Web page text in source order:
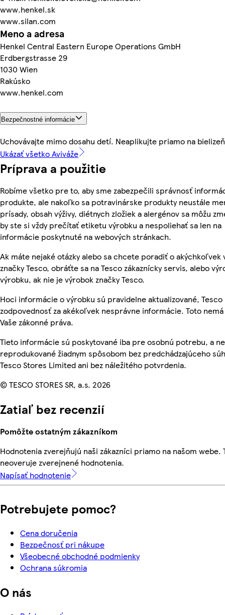
www.henkel.sk
www.silan.com
Meno a adresa
Henkel Central Eastern Europe Operations GmbH
Erdbergstrasse 29
1030 Wien
Rakúsko
www.henkel.com
Bezpečnostné informácie
Uchovávajte mimo dosahu detí. Neaplikujte priamo na
Ukázať všetko Aviváže
Príprava a použitie
Robíme všetko pre to, aby sme zabezpečili správnosť
produkte, ale nakoľko sa potravinárske produkty neustále
prísady, obsah výživy, diétnych zložiek a alergénov sa môžu
by ste si vždy prečítať etiketu výrobku a nespoliehať sa len na
informácie poskytnuté na webových stránkach.
Ak máte nejaké otázky alebo sa chcete poradiť o akýchkoľvek
značky Tesco, obráťte sa na Tesco zákaznícky servis, alebo
výrobku, ak nie je výrobok značky Tesco.
Hoci informácie o výrobku sú pravidelne aktualizované, Tesco
zodpovednosť za akékoľvek nesprávne informácie. Toto
Vaše zákonné práva.
Tieto informácie sú poskytované iba pre osobnú potrebu, a
reprodukované žiadnym spôsobom bez predchádzajúceho
Tesco Stores Limited ani bez náležitého potvrdenia.
© TESCO STORES SR, a.s. 2026
Zatiaľ bez recenzií
Pomôžte ostatným zákazníkom
Hodnotenia zverejňujú naši zákazníci priamo na našom webe.
neoveruje zverejnené hodnotenia.
Napísať hodnotenie
Potrebujete pomoc?
Cena doručenia
Bezpečnosť pri nákupe
Všeobecné obchodné podmienky
Ochrana súkromia
O nás